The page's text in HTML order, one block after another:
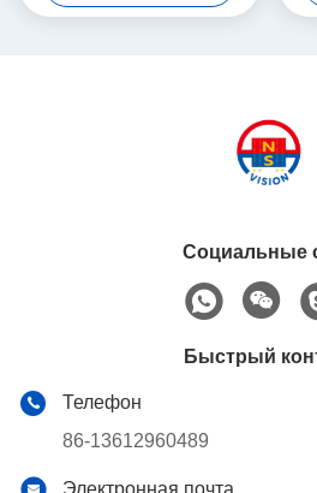
Социальные
Быстрый
Телефон
86-13612960489
Электронная почта